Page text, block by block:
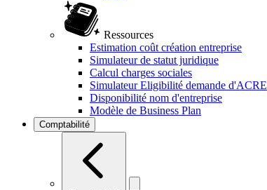
Ressources
Estimation coût création entreprise
Simulateur de statut juridique
Calcul charges sociales
Simulateur Eligibilité demande d'ACRE
Disponibilité nom d'entreprise
Modèle de Business Plan
Comptabilité